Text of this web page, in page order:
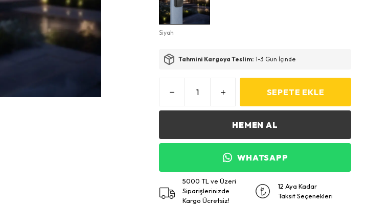
Siyah
Tahmini Kargoya Teslim: 1-3 Gün İçinde
SEPETE EKLE
HEMEN AL
WHATSAPP
5000 TL ve Üzeri
Siparişlerinizde
Kargo Ücretsiz!
12 Aya Kadar
Taksit Seçenekleri